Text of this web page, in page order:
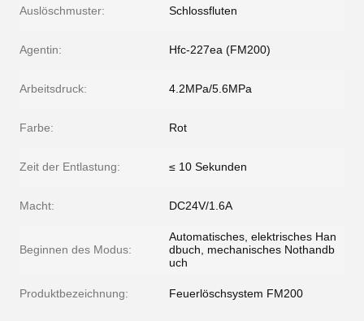
Auslöschmuster: Schlossfluten
Agentin: Hfc-227ea (FM200)
Arbeitsdruck: 4.2MPa/5.6MPa
Farbe: Rot
Zeit der Entlastung: ≤ 10 Sekunden
Macht: DC24V/1.6A
Beginnen des Modus:
Automatisches, elektrisches Han
dbuch, mechanisches Nothandb
uch
Produktbezeichnung: Feuerlöschsystem FM200